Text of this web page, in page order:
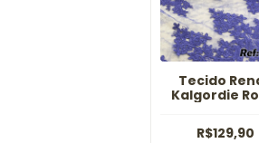
Tecido
Kalgordie
R$129,90